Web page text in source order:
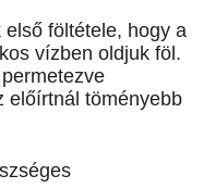
föltétele, hogy a
vízben oldjuk föl.
előírtnál töményebb